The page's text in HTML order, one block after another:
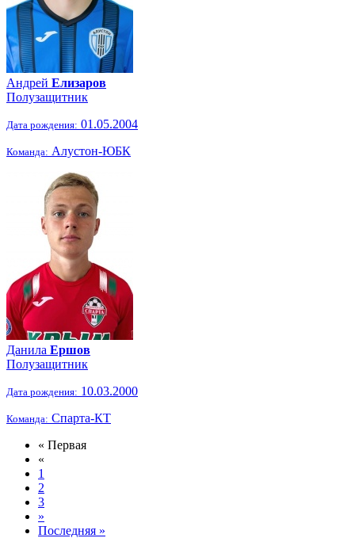
Андрей Елизаров
Полузащитник
Дата рождения: 01.05.2004
Команда: Алустон-ЮБК
Данила Ершов
Полузащитник
Дата рождения: 10.03.2000
Команда: Спарта-КТ
« Первая
«
1
2
3
»
Последняя »